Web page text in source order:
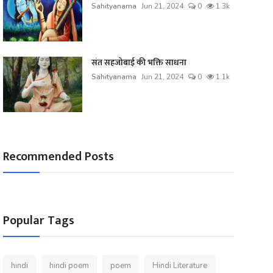
Sahityanama Jun 21, 2024 0 1.3k
संत सहजोबाई की भक्ति साधना
Sahityanama Jun 21, 2024 0 1.1k
Recommended Posts
Popular Tags
hindi hindi poem poem Hindi Literature